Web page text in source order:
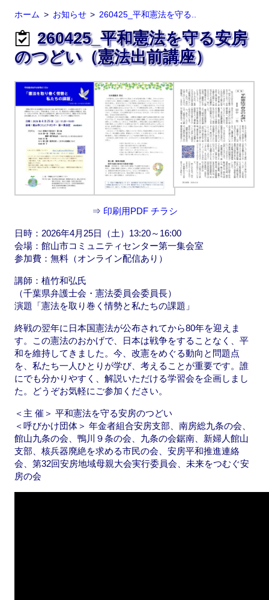
ホーム お知らせ 260425_平和憲法を守る..
260425_平和憲法を守る安房
のつどい（憲法出前講座）
⇒ 印刷用PDF チラシ
日時：2026年4月25日（土）13:20～16:00
会場：館山市コミュニティセンター第一集会室
参加費：無料（オンライン配信あり）
講師：植竹和弘氏
（千葉県弁護士会・憲法委員会委員長）
演題「憲法を取り巻く情勢と私たちの課題」
終戦の翌年に日本国憲法が公布されてから80年を迎えま
す。この憲法のおかげで、日本は戦争をすることなく、平
和を維持してきました。今、改憲をめぐる動向と問題点
を、私たち一人ひとりが学び、考えることが重要です。誰
にでも分かりやすく、解説いただける学習会を企画しまし
た。どうぞお気軽にご参加ください。
＜主 催＞ 平和憲法を守る安房のつどい
＜呼びかけ団体＞ 年金者組合安房支部、南房総九条の会、
館山九条の会、鴨川９条の会、九条の会鋸南、新婦人館山
支部、核兵器廃絶を求める市民の会、安房平和推進連絡
会、第32回安房地域母親大会実行委員会、未来をつむぐ安
房の会